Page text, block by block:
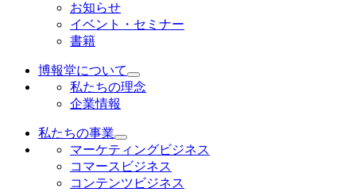
お知らせ
イベント・セミナー
書籍
博報堂について
私たちの理念
企業情報
私たちの事業
マーケティングビジネス
コマースビジネス
コンテンツビジネス